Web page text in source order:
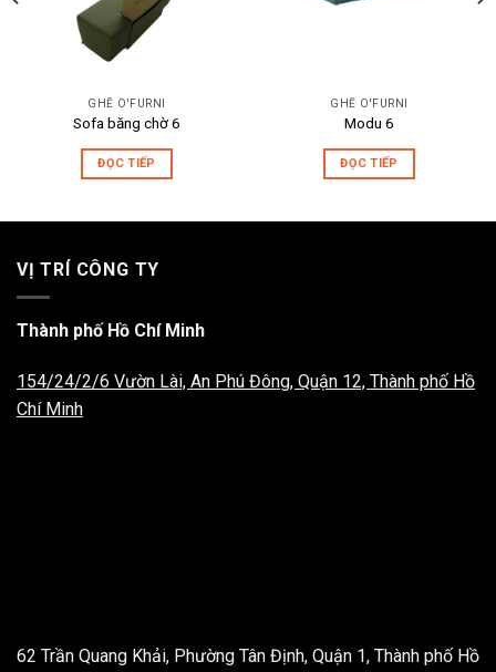
GHẾ O'FURNI
Sofa băng chờ 6
ĐỌC TIẾP
GHẾ O'FURNI
Modu 6
ĐỌC TIẾP
VỊ TRÍ CÔNG TY
Thành phố Hồ Chí Minh
154/24/2/6 Vườn Lài, An Phú Đông, Quận 12, Thành phố Hồ
Chí Minh
62 Trần Quang Khải, Phường Tân Định, Quận 1, Thành phố Hồ